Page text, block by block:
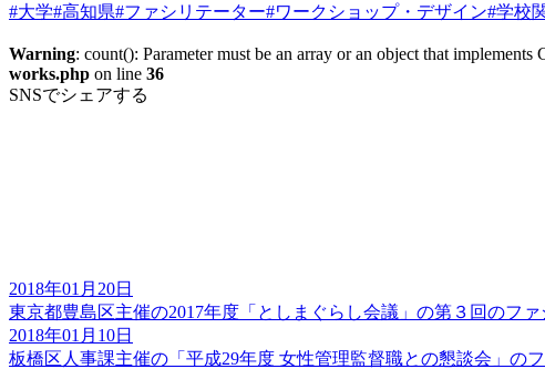
#大学#高知県#ファシリテーター#ワークショップ・デザイン#学校
Warning: count(): Parameter must be an array or an object that implements
works.php on line 36
SNSでシェアする
2018年01月20日
東京都豊島区主催の2017年度「としまぐらし会議」の第３回のファ
2018年01月10日
板橋区人事課主催の「平成29年度 女性管理監督職との懇談会」の